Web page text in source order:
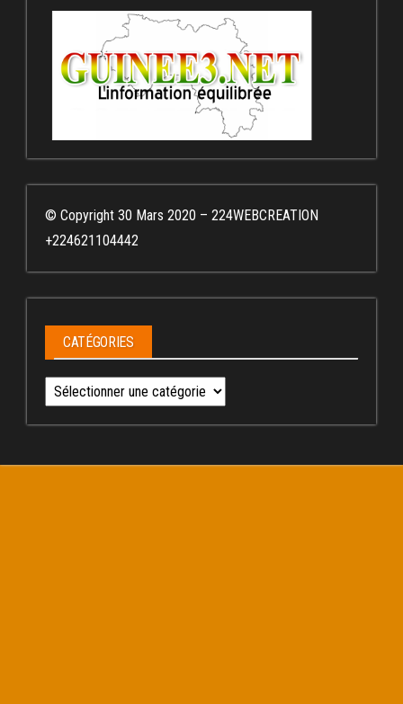
© Copyright 30 Mars 2020 – 224WEBCREATION
+224621104442
CATÉGORIES
Catégories